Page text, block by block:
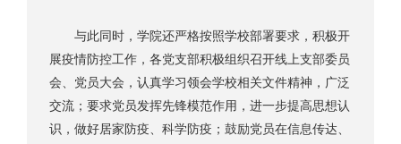
与此同时，学院还严格按照学校部署要求，积极开
展疫情防控工作，各党支部积极组织召开线上支部委员
会、党员大会，认真学习领会学校相关文件精神，广泛
交流；要求党员发挥先锋模范作用，进一步提高思想认
识，做好居家防疫、科学防疫；鼓励党员在信息传达、